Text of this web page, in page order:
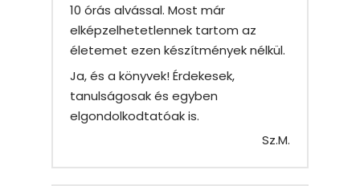
10 órás alvással. Most már
elképzelhetetlennek tartom az
életemet ezen készítmények nélkül.
Ja, és a könyvek! Érdekesek,
tanulságosak és egyben
elgondolkodtatóak is.
Sz.M.